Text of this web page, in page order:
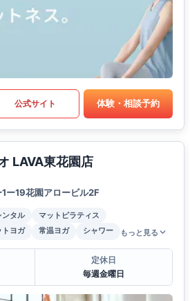
公式サイト 体験・相談予約
LAVA東花園店
ー19花園アロービル2F
ンタル
マットピラティス
トヨガ 常温ヨガ シャワー もっと見る
定休日
毎週金曜日